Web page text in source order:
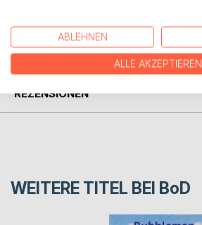
PRESSESTIMMEN
REZENSIONEN
WEITERE TITEL BEI BoD
ABLEHNEN
ALLE AKZEPTIEREN